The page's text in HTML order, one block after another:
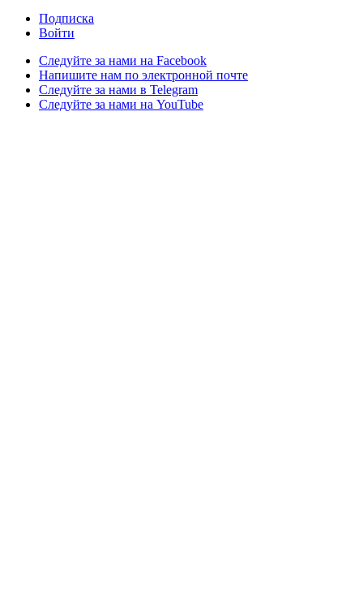
Подписка
Войти
Следуйте за нами на Facebook
Напишите нам по электронной почте
Следуйте за нами в Telegram
Следуйте за нами на YouTube